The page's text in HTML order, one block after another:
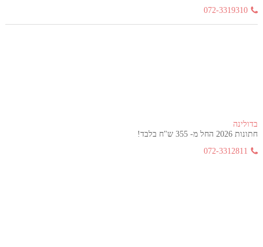
072-3319310
בדולינה
חתונות 2026 החל מ- 355 ש"ח בלבד!
072-3312811